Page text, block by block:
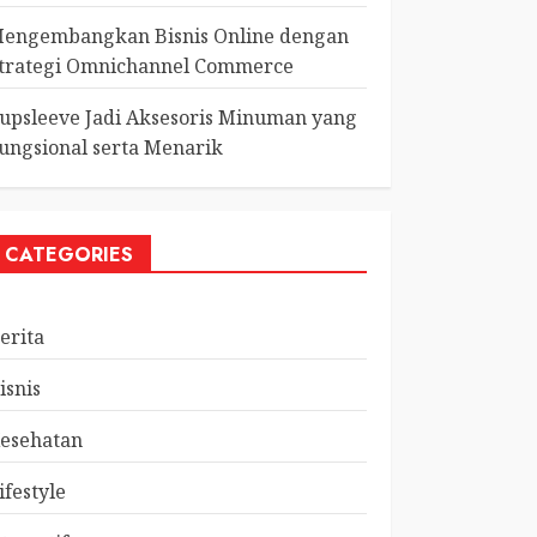
Bisnis Online dengan
Omnichannel Commerce
Jadi Aksesoris Minuman yang
serta Menarik
CATEGORIES